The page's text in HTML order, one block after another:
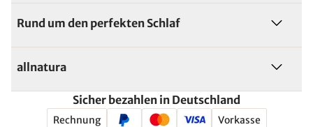
Rund um den perfekten Schlaf
allnatura
Sicher bezahlen in Deutschland
Rechnung Vorkasse